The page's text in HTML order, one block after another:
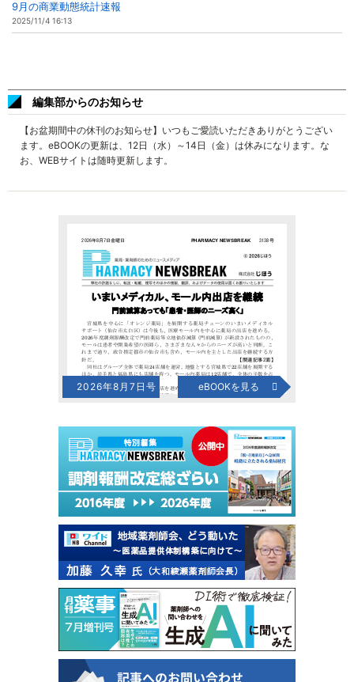
9月の商業動態統計速報
2025/11/4 16:13
編集部からのお知らせ
【お盆期間中の休刊のお知らせ】いつもご愛読いただきありがとうござい
ます。eBOOKの更新は、12日（水）～14日（金）は休みになります。な
お、WEBサイトは随時更新します。
2026年8月7日号 eBOOKを見る